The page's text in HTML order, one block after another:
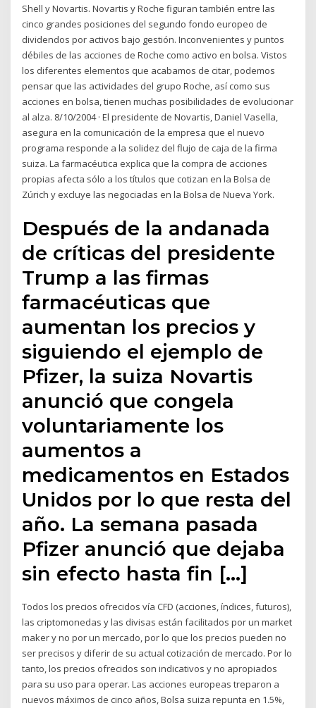
Shell y Novartis. Novartis y Roche figuran también entre las
cinco grandes posiciones del segundo fondo europeo de
dividendos por activos bajo gestión. Inconvenientes y puntos
débiles de las acciones de Roche como activo en bolsa. Vistos
los diferentes elementos que acabamos de citar, podemos
pensar que las actividades del grupo Roche, así como sus
acciones en bolsa, tienen muchas posibilidades de evolucionar
al alza. 8/10/2004 · El presidente de Novartis, Daniel Vasella,
asegura en la comunicación de la empresa que el nuevo
programa responde a la solidez del flujo de caja de la firma
suiza. La farmacéutica explica que la compra de acciones
propias afecta sólo a los títulos que cotizan en la Bolsa de
Zúrich y excluye las negociadas en la Bolsa de Nueva York.
Después de la andanada
de críticas del presidente
Trump a las firmas
farmacéuticas que
aumentan los precios y
siguiendo el ejemplo de
Pfizer, la suiza Novartis
anunció que congela
voluntariamente los
aumentos a
medicamentos en Estados
Unidos por lo que resta del
año. La semana pasada
Pfizer anunció que dejaba
sin efecto hasta fin […]
Todos los precios ofrecidos vía CFD (acciones, índices, futuros),
las criptomonedas y las divisas están facilitados por un market
maker y no por un mercado, por lo que los precios pueden no
ser precisos y diferir de su actual cotización de mercado. Por lo
tanto, los precios ofrecidos son indicativos y no apropiados
para su uso para operar. Las acciones europeas treparon a
nuevos máximos de cinco años, Bolsa suiza repunta en 1.5%,